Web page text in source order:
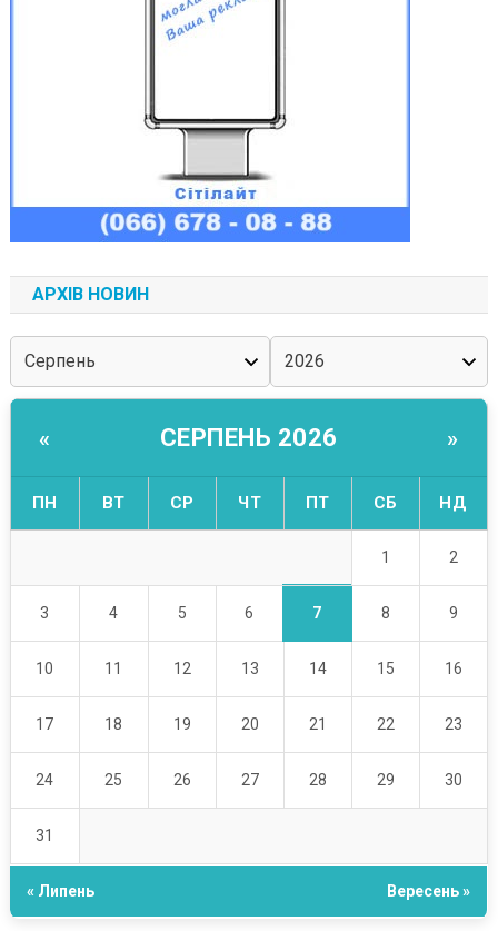
АРХІВ НОВИН
« СЕРПЕНЬ 2026 »
ПН ВТ СР ЧТ ПТ СБ НД
1 2
3 4 5 6 7 8 9
10 11 12 13 14 15 16
17 18 19 20 21 22 23
24 25 26 27 28 29 30
31
« Липень Вересень »